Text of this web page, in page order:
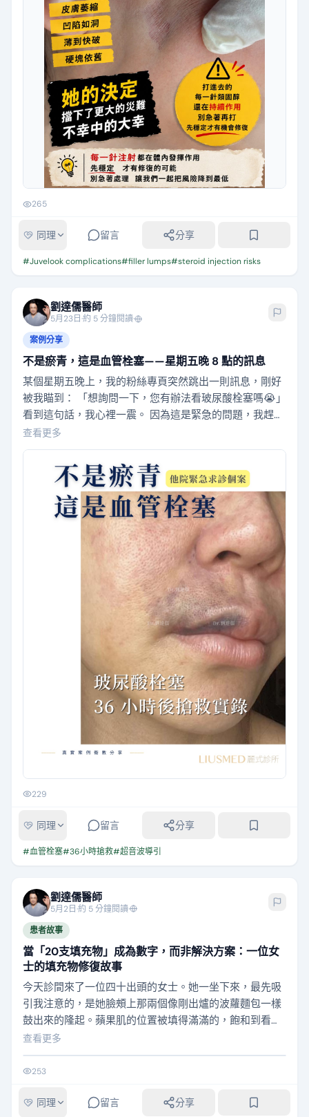
265
同理 留言 分享
#Juvelook complications#filler lumps#steroid injection risks
劉達儒醫師
5月23日·約 5 分鐘閱讀·
案例分享
不是瘀青，這是血管栓塞——星期五晚 8 點的訊息
某個星期五晚上，我的粉絲專頁突然跳出一則訊息，剛好
被我瞄到： 「想詢問一下，您有辦法看玻尿酸栓塞嗎😭」
看到這句話，我心裡一震。 因為這是緊急的問題，我趕緊
點進去看。我馬上問她： 「栓塞多久了？現在什麼情況？
這個很緊急喔，拍個照給我看一下什麼位置。」 照片傳
來，是右上唇、法令紋附近一片紅紫色的網狀變化。 那種
顏色跟分布，和一般瘀青不太一樣。我一看就知道：這是
皮膚正在缺血的反應，是血管栓塞了。 我…
查看更多
229
同理 留言 分享
#血管栓塞#36小時搶救#超音波導引
劉達儒醫師
5月2日·約 5 分鐘閱讀·
患者故事
當「20支填充物」成為數字，而非解決方案：一位女
士的填充物修復故事
今天診間來了一位四十出頭的女士。她一坐下來，最先吸
引我注意的，是她臉頰上那兩個像剛出爐的波蘿麵包一樣
鼓出來的隆起。蘋果肌的位置被填得滿滿的，飽和到看起
來不像是自然的肉，反而像兩團異物撐在那裡。然而，奇
怪的是，她的太陽穴和側臉頰卻凹陷得很深，彷彿被人用
湯匙挖過一般。整張臉的比例失衡，讓她自己都不太敢照
來。」 我請她慢慢說。 她說她大概一年多前，因為…
查看更多